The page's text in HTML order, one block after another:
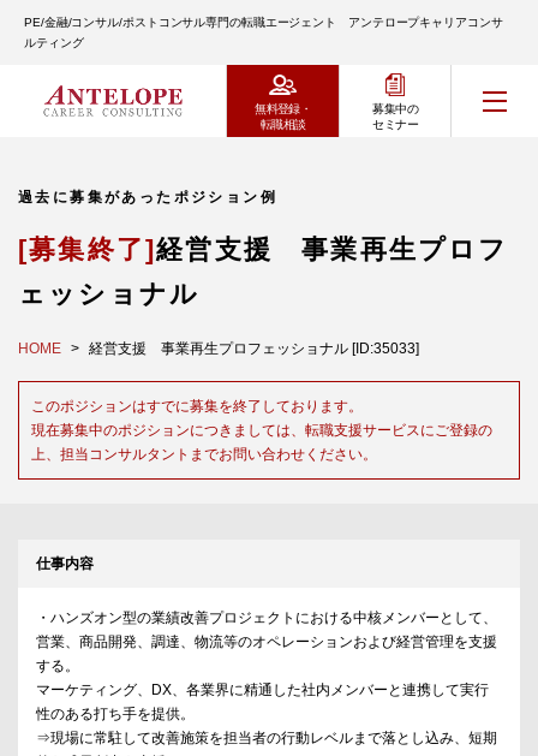
PE/金融/コンサル/ポストコンサル専門の転職エージェント アンテロープキャリアコンサ
ルティング
無料登録・
転職相談
募集中の
セミナー
過去に募集があったポジション例
[募集終了]経営支援 事業再生プロフ
ェッショナル
HOME 経営支援 事業再生プロフェッショナル [ID:35033]
このポジションはすでに募集を終了しております。
現在募集中のポジションにつきましては、転職支援サービスにご登録の
上、担当コンサルタントまでお問い合わせください。
仕事内容
・ハンズオン型の業績改善プロジェクトにおける中核メンバーとして、
営業、商品開発、調達、物流等のオペレーションおよび経営管理を支援
する。
マーケティング、DX、各業界に精通した社内メンバーと連携して実行
性のある打ち手を提供。
⇒現場に常駐して改善施策を担当者の行動レベルまで落とし込み、短期